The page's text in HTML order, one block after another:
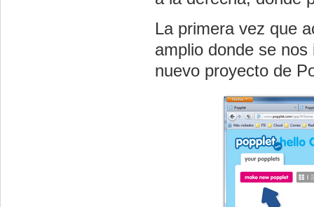
La primera vez que
amplio donde se
nuevo proyecto de